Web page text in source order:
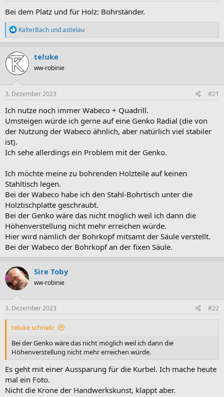
Bei dem Platz und für Holz: Bohrständer.
R
e
a
k
t
i
o
n
e
:
KalterBach undastielau
teluke
ww-robinie
3. Dezember 2023 #21
Ich nutze noch immer Wabeco + Quadrill.
Umsteigen würde ich gerne auf eine Genko Radial (die von
der Nutzung der Wabeco ähnlich, aber natürlich viel stabiler
ist).
Ich sehe allerdings ein Problem mit der Genko.
Ich möchte meine zu bohrenden Holzteile auf keinen
Stahltisch legen.
Bei der Wabeco habe ich den Stahl-Bohrtisch unter die
Holztischplatte geschraubt.
Bei der Genko wäre das nicht möglich weil ich dann die
Höhenverstellung nicht mehr erreichen würde.
Hier wird nämlich der Bohrkopf mitsamt der Säule verstellt.
Bei der Wabeco der Bohrkopf an der fixen Säule.
Sire Toby
ww-robinie
3. Dezember 2023 #22
teluke schrieb:
Bei der Genko wäre das nicht möglich weil ich dann die
Höhenverstellung nicht mehr erreichen würde.
Es geht mit einer Aussparung für die Kurbel. Ich mache heute
mal ein Foto.
Nicht die Krone der Handwerkskunst, klappt aber.